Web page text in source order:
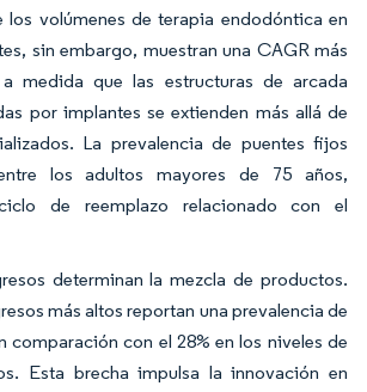
los volúmenes de terapia endodóntica en
sin embargo, muestran una CAGR más
medida que las estructuras de arcada
por implantes se extienden más allá de
La prevalencia de puentes fijos
los adultos mayores de 75 años,
de reemplazo relacionado con el
determinan la mezcla de productos.
más altos reportan una prevalencia de
comparación con el 28% en los niveles de
Esta brecha impulsa la innovación en